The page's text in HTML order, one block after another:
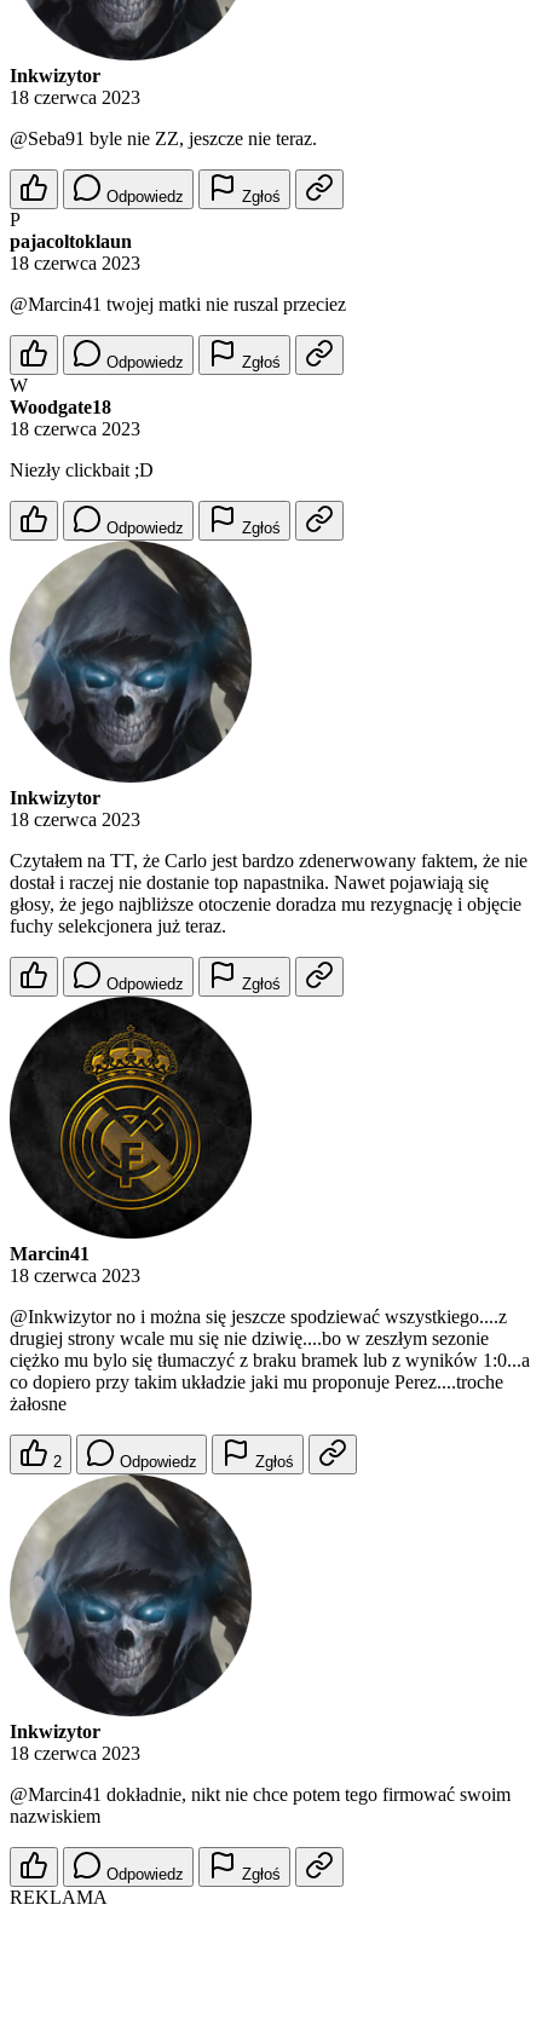
Inkwizytor
18 czerwca 2023
@Seba91 byle nie ZZ, jeszcze nie teraz.
Odpowiedz Zgłoś
P
pajacoltoklaun
18 czerwca 2023
@Marcin41 twojej matki nie ruszal przeciez
Odpowiedz Zgłoś
W
Woodgate18
18 czerwca 2023
Niezły clickbait ;D
Odpowiedz Zgłoś
Inkwizytor
18 czerwca 2023
Czytałem na TT, że Carlo jest bardzo zdenerwowany faktem, że nie
dostał i raczej nie dostanie top napastnika. Nawet pojawiają się
głosy, że jego najbliższe otoczenie doradza mu rezygnację i objęcie
fuchy selekcjonera już teraz.
Odpowiedz Zgłoś
Marcin41
18 czerwca 2023
@Inkwizytorno i można się jeszcze spodziewać wszystkiego....z
drugiej strony wcale mu się nie dziwię....bo w zeszłym sezonie
ciężko mu bylo się tłumaczyć z braku bramek lub z wyników 1:0...a
co dopiero przy takim układzie jaki mu proponuje Perez....troche
żałosne
2 Odpowiedz Zgłoś
Inkwizytor
18 czerwca 2023
@Marcin41 dokładnie, nikt nie chce potem tego firmować swoim
nazwiskiem
Odpowiedz Zgłoś
REKLAMA